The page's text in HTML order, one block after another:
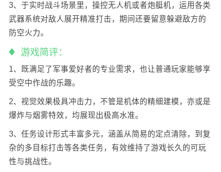
3、于实时战斗场景里，操控无人机或者炮艇机，运用各类
武器系统对敌人展开精准打击，期间还要留意躲避敌方的
防空火力。
游戏简评：
1、既满足了军事爱好者的专业需求，也让普通玩家能够享
受空中作战的乐趣。
2、视觉效果极具冲击力，不管是机体的精细建模，亦或是
爆炸与烟雾特效，均展现出极高水准。
3、任务设计形式丰富多元，涵盖从简易的定点清除，到复
杂的多目标打击等各类任务，有效维持了游戏长久的可玩
性与挑战性。